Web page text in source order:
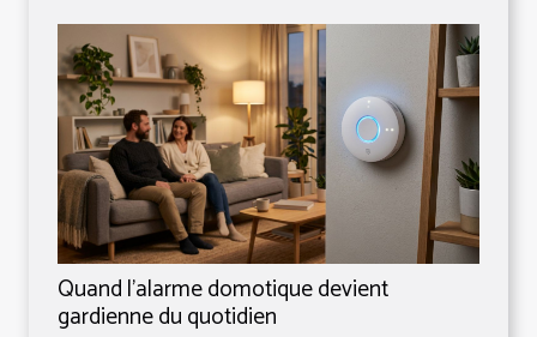
Quand l’alarme domotique devient
gardienne du quotidien